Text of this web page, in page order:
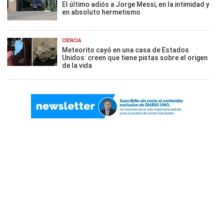
El último adiós a Jorge Messi, en la intimidad y
en absoluto hermetismo
CIENCIA
Meteorito cayó en una casa de Estados
Unidos: creen que tiene pistas sobre el origen
de la vida